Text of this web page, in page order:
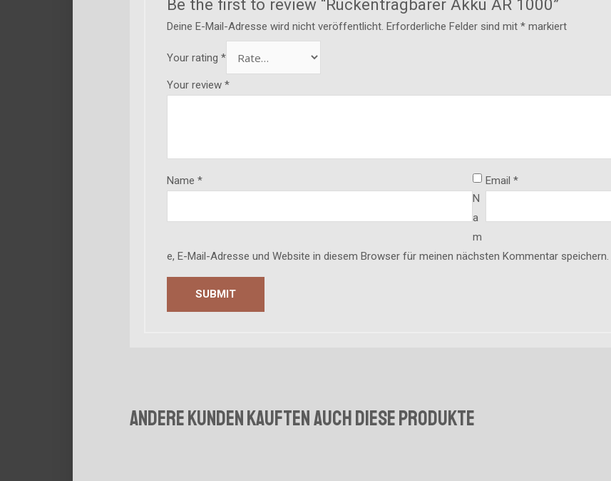
Be the first to review “Rückentragbarer Akku AR 1000”
Deine E-Mail-Adresse wird nicht veröffentlicht. Erforderliche Felder sind mit * markiert
Your rating *
Your review *
Name * Email *
N
a
m
e, E-Mail-Adresse und Website in diesem Browser für meinen nächsten Kommentar speichern.
Andere Kunden kauften auch diese Produkte